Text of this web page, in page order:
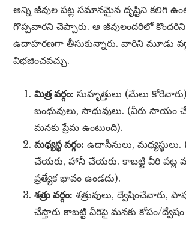
అన్ని జీవుల పట్ల సమానమైన దృష్టిని కలిగి
గొప్పవారని చెప్పారు. ఆ జీవులందరిలో
ఉదాహరణగా తీసుకున్నారు. వారిని మూడు
విభజించవచ్చు.
మిత్ర వర్గం: సుహృత్తులు (మేలు
బంధువులు, సాధువులు. (వీరు సాయం
మనకు ప్రేమ ఉంటుంది).
మధ్యస్థ వర్గం: ఉదాసీనులు,
చేయరు, హానీ చేయరు. కాబట్టి వీరి పట్ల
ప్రత్యేక భావం ఉండదు).
శత్రు వర్గం: శత్రువులు, ద్వేషించేవారు,
చేస్తారు కాబట్టి వీరిపై మనకు కోపం/